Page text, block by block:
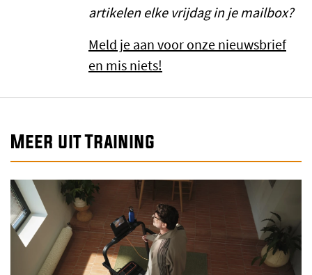
artikelen elke vrijdag in je mailbox?
Meld je aan voor onze nieuwsbrief
en mis niets!
Meer uit Training